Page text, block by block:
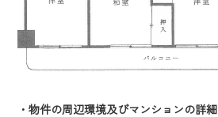
・物件の周辺環境及びマンションの詳細